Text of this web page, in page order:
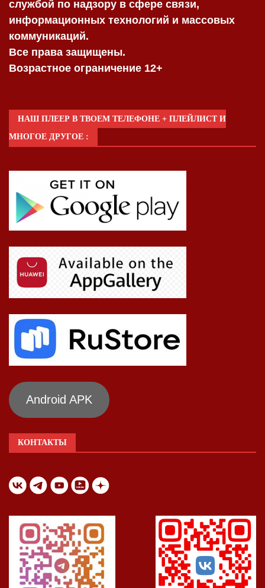
службой по надзору в сфере связи,
информационных технологий и массовых
коммуникаций.
Все права защищены.
Возрастное ограничение 12+
НАШ ПЛЕЕР В ТВОЕМ ТЕЛЕФОНЕ + ПЛЕЙЛИСТ И
МНОГОЕ ДРУГОЕ :
Android APK
КОНТАКТЫ